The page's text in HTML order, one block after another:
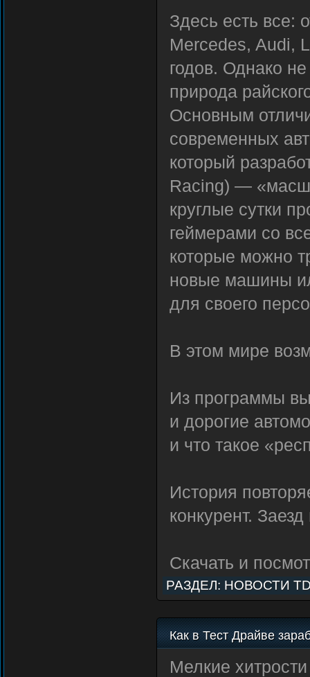
Здесь есть все:
Mercedes, Audi,
годов. Однако
природа
Основным
современных
который
Racing) —
круглые сутки
геймерами со
которые можно
новые машины
для своего
В этом мире
Из программы
и дорогие
и что такое
История
конкурент.
Скачать и
РАЗДЕЛ: НОВОСТИ
Как в Тест Драйве
Мелкие